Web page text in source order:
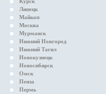
Липецк
Майкоп
Москва
Мурманск
Нижний Новгород
Нижний Тагил
Новокузнецк
Новосибирск
Омск
Пенза
Пермь